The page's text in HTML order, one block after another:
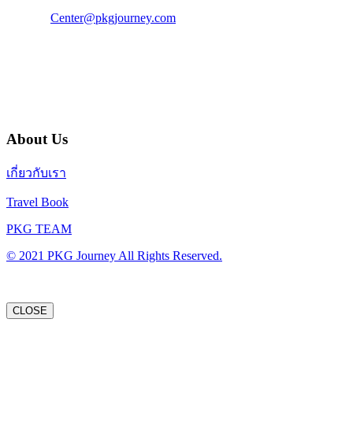
Center@pkgjourney.com
About Us
เกี่ยวกับเรา
Travel Book
PKG TEAM
© 2021 PKG Journey All Rights Reserved.
CLOSE